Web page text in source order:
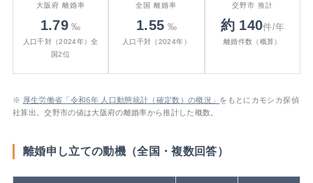
大阪府 離婚率
1.79‰
人口千対（2024年）全
国2位
全国 離婚率
1.55 ‰
人口千対（2024年）
交野市 推計
約 140件/年
離婚件数（概算）
※ 厚生労働省「令和6年 人口動態統計（確定数）の概況」 をもとにカモシカ探偵
社算出。交野市の値は大阪府の離婚率から推計した概数。
離婚申し立ての動機（全国・複数回答）